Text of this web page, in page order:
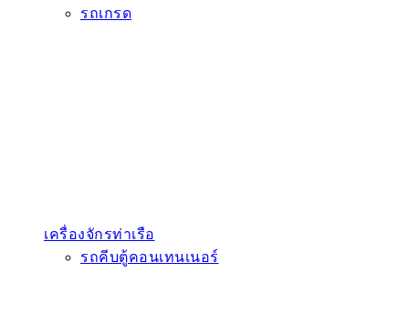
รถเกรด
เครื่องจักรท่าเรือ
รถคีบตู้คอนเทนเนอร์